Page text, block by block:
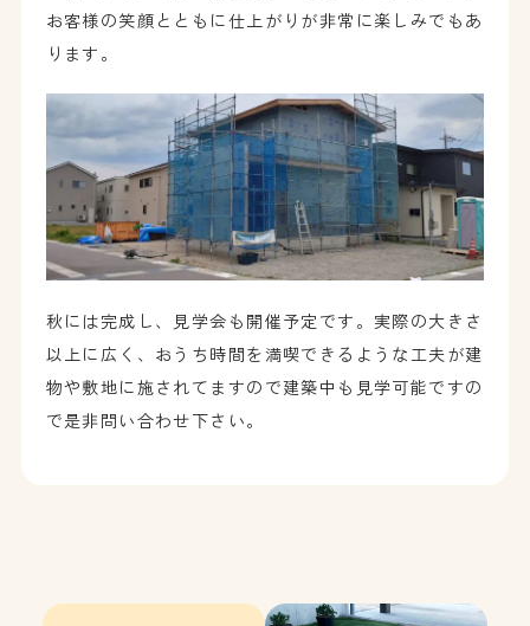
お客様の笑顔とともに仕上がりが非常に楽しみでもあ
ります。
秋には完成し、見学会も開催予定です。実際の大きさ
以上に広く、おうち時間を満喫できるような工夫が建
物や敷地に施されてますので建築中も見学可能ですの
で是非問い合わせ下さい。